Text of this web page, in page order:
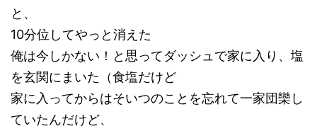
と、
10分位してやっと消えた
俺は今しかない！と思ってダッシュで家に入り、塩
を玄関にまいた（食塩だけど
家に入ってからはそいつのことを忘れて一家団欒し
ていたんだけど、